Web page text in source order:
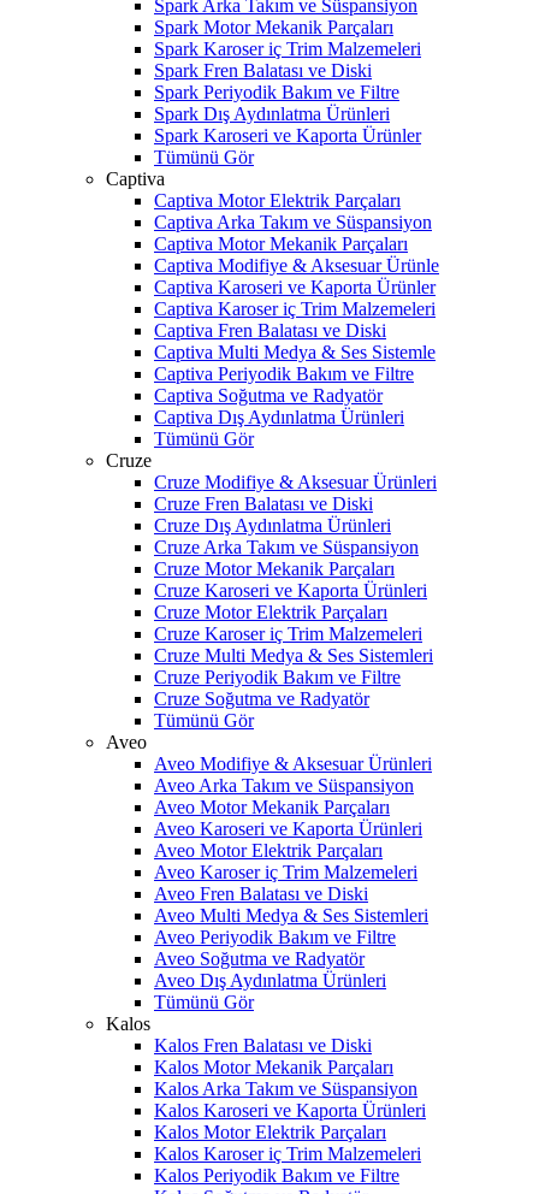
Spark Arka Takım ve Süspansiyon
Spark Motor Mekanik Parçaları
Spark Karoser iç Trim Malzemeleri
Spark Fren Balatası ve Diski
Spark Periyodik Bakım ve Filtre
Spark Dış Aydınlatma Ürünleri
Spark Karoseri ve Kaporta Ürünler
Tümünü Gör
Captiva
Captiva Motor Elektrik Parçaları
Captiva Arka Takım ve Süspansiyon
Captiva Motor Mekanik Parçaları
Captiva Modifiye & Aksesuar Ürünle
Captiva Karoseri ve Kaporta Ürünler
Captiva Karoser iç Trim Malzemeleri
Captiva Fren Balatası ve Diski
Captiva Multi Medya & Ses Sistemle
Captiva Periyodik Bakım ve Filtre
Captiva Soğutma ve Radyatör
Captiva Dış Aydınlatma Ürünleri
Tümünü Gör
Cruze
Cruze Modifiye & Aksesuar Ürünleri
Cruze Fren Balatası ve Diski
Cruze Dış Aydınlatma Ürünleri
Cruze Arka Takım ve Süspansiyon
Cruze Motor Mekanik Parçaları
Cruze Karoseri ve Kaporta Ürünleri
Cruze Motor Elektrik Parçaları
Cruze Karoser iç Trim Malzemeleri
Cruze Multi Medya & Ses Sistemleri
Cruze Periyodik Bakım ve Filtre
Cruze Soğutma ve Radyatör
Tümünü Gör
Aveo
Aveo Modifiye & Aksesuar Ürünleri
Aveo Arka Takım ve Süspansiyon
Aveo Motor Mekanik Parçaları
Aveo Karoseri ve Kaporta Ürünleri
Aveo Motor Elektrik Parçaları
Aveo Karoser iç Trim Malzemeleri
Aveo Fren Balatası ve Diski
Aveo Multi Medya & Ses Sistemleri
Aveo Periyodik Bakım ve Filtre
Aveo Soğutma ve Radyatör
Aveo Dış Aydınlatma Ürünleri
Tümünü Gör
Kalos
Kalos Fren Balatası ve Diski
Kalos Motor Mekanik Parçaları
Kalos Arka Takım ve Süspansiyon
Kalos Karoseri ve Kaporta Ürünleri
Kalos Motor Elektrik Parçaları
Kalos Karoser iç Trim Malzemeleri
Kalos Periyodik Bakım ve Filtre